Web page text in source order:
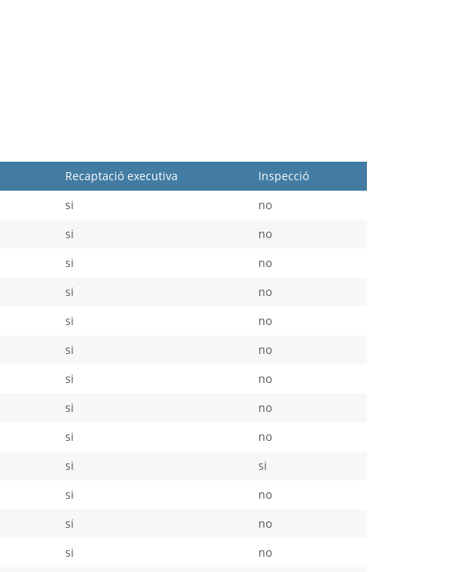
Recaptació executiva
Inspecció
si
no
si
no
si
no
si
no
si
no
si
no
si
no
si
no
si
no
si
si
si
no
si
no
si
no